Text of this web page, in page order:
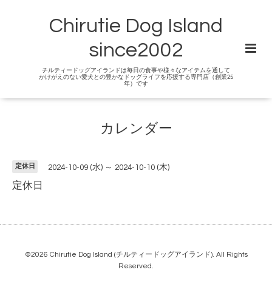
Chirutie Dog Island
since2002
チルティードッグアイランドは毎日の食事や様々なアイテムを通して
かけがえのない愛犬との豊かなドッグライフを応援する専門店（創業25
年）です
カレンダー
定休日 2024-10-09 (水) ～ 2024-10-10 (木)
定休日
©2026 Chirutie Dog Island (チルティードッグアイランド). All Rights
Reserved.